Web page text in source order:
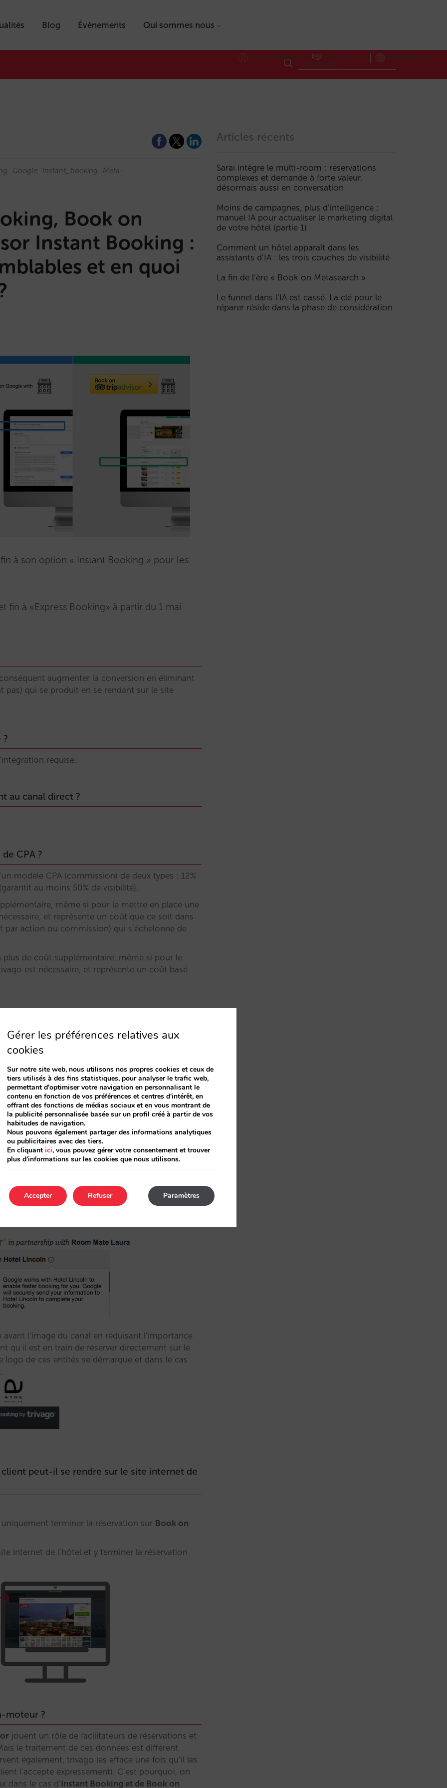
Blog Évènements Qui sommes nous
Accès Hôteliers Partnerships International
Google Instant_booking
Méta-
Book on
Instant Booking :
et en quoi
à son option « Instant Booking » pour les
fin à «Express Booking» à partir du 1 mai
augmenter la conversion en éliminant
pas) qui se produit en se rendant sur le site
?
requise.
au canal direct ?
CPA ?
modèle CPA (commission) de deux types : 12%
au moins 50% de visibilité).
même si pour le mettre en place une
et représente un coût que ce soit dans
action ou commission) qui s’échelonne de
plus de coût supplémentaire, même si pour le
est nécessaire, et représente un coût basé
les OTA le feront-elles ?
de «
et, plus récemment, Expedia, suite à son
, la question n’est pas primordiale. Les OTA
vous faites, vous.
il qu’il est en train de réserver au travers
avec le canal auquel ils se connectent
même s’ils lui donnent une importance
mais également qu’il est en train de
l’image du canal en réduisant l’importance
qu’il est en train de réserver directement sur le
logo de ces entités se démarque et dans le cas
peut-il se rendre sur le site internet de
terminer la réservation sur Book on
internet de l’hôtel et y terminer la réservation
moteur ?
jouent un rôle de facilitateurs de réservations et
le traitement de ces données est différent.
également, trivago les efface une fois qu’il les
l’accepte expressément). C’est pourquoi, on
dans le cas d’Instant Booking et de Book on
Articles récents
Sarai intègre le multi-room : réservations
complexes et demande à forte valeur,
désormais aussi en conversation
Moins de campagnes, plus d’intelligence :
manuel IA pour actualiser le marketing digital
de votre hôtel (partie 1)
Comment un hôtel apparaît dans les
assistants d’IA : les trois couches de visibilité
La fin de l’ère « Book on Metasearch »
Le funnel dans l’IA est cassé. La clé pour le
réparer réside dans la phase de considération
Gérer les préférences relatives aux
cookies
Sur notre site web, nous utilisons nos propres cookies et ceux de
tiers utilisés à des fins statistiques, pour analyser le trafic web,
permettant d'optimiser votre navigation en personnalisant le
contenu en fonction de vos préférences et centres d'intérêt, en
offrant des fonctions de médias sociaux et en vous montrant de
la publicité personnalisée basée sur un profil créé à partir de vos
habitudes de navigation.
Nous pouvons également partager des informations analytiques
ou publicitaires avec des tiers.
En cliquant ici, vous pouvez gérer votre consentement et trouver
plus d'informations sur les cookies que nous utilisons.
Accepter Paramètres
Refuser